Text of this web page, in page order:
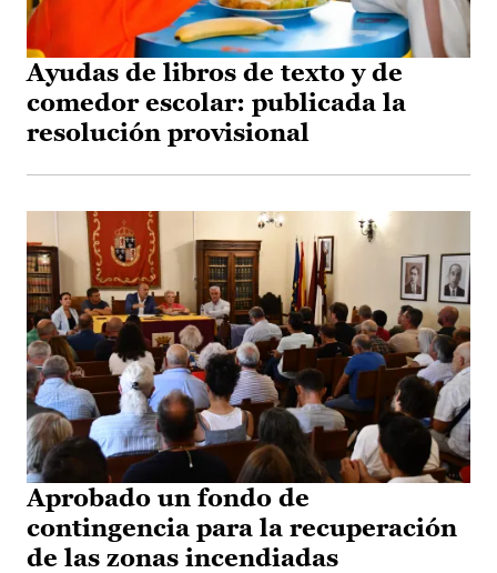
Ayudas de libros de texto y de
comedor escolar: publicada la
resolución provisional
Aprobado un fondo de
contingencia para la recuperación
de las zonas incendiadas